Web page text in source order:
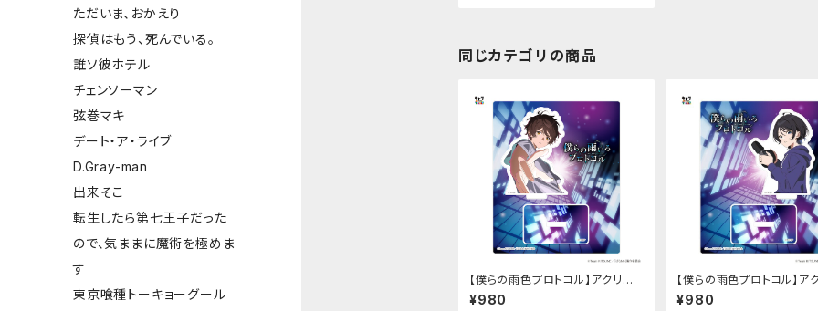
同じカテゴリの商品
【僕らの雨色プロトコル】アクリル
スタンド（時野谷 瞬）
¥980
【僕らの雨色プロトコル】ア
スタンド（三枝 悠宇）
¥980
ただいま、おかえり
探偵はもう、死んでいる。
誰ソ彼ホテル
チェンソーマン
弦巻マキ
デート・ア・ライブ
D.Gray-man
出来そこ
転生したら第七王子だった
ので、気ままに魔術を極めま
す
東京喰種トーキョーグール